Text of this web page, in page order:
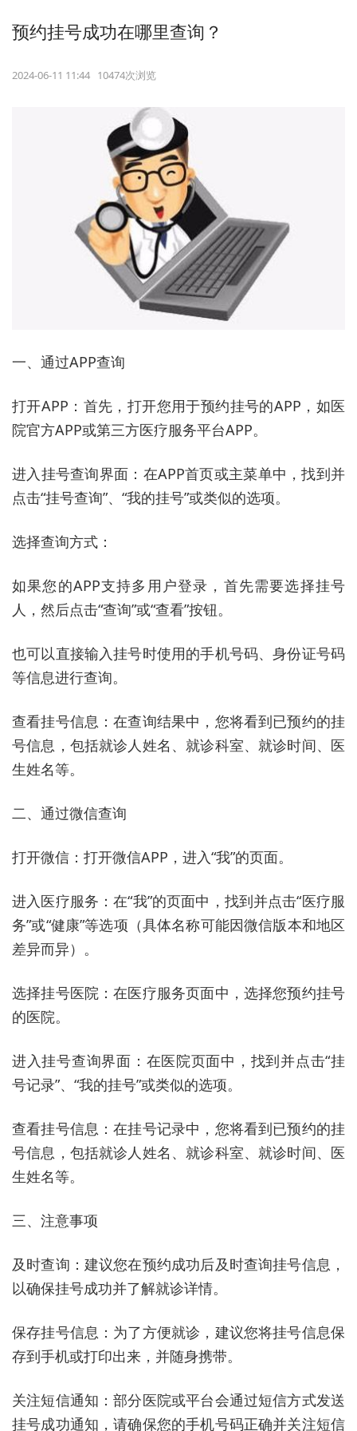
预约挂号成功在哪里查询？
2024-06-11 11:44 10474次浏览
一、通过APP查询
打开APP：首先，打开您用于预约挂号的APP，如医
院官方APP或第三方医疗服务平台APP。
进入挂号查询界面：在APP首页或主菜单中，找到并
点击“挂号查询”、“我的挂号”或类似的选项。
选择查询方式：
如果您的APP支持多用户登录，首先需要选择挂号
人，然后点击“查询”或“查看”按钮。
也可以直接输入挂号时使用的手机号码、身份证号码
等信息进行查询。
查看挂号信息：在查询结果中，您将看到已预约的挂
号信息，包括就诊人姓名、就诊科室、就诊时间、医
生姓名等。
二、通过微信查询
打开微信：打开微信APP，进入“我”的页面。
进入医疗服务：在“我”的页面中，找到并点击“医疗服
务”或“健康”等选项（具体名称可能因微信版本和地区
差异而异）。
选择挂号医院：在医疗服务页面中，选择您预约挂号
的医院。
进入挂号查询界面：在医院页面中，找到并点击“挂
号记录”、“我的挂号”或类似的选项。
查看挂号信息：在挂号记录中，您将看到已预约的挂
号信息，包括就诊人姓名、就诊科室、就诊时间、医
生姓名等。
三、注意事项
及时查询：建议您在预约成功后及时查询挂号信息，
以确保挂号成功并了解就诊详情。
保存挂号信息：为了方便就诊，建议您将挂号信息保
存到手机或打印出来，并随身携带。
关注短信通知：部分医院或平台会通过短信方式发送
挂号成功通知，请确保您的手机号码正确并关注短信